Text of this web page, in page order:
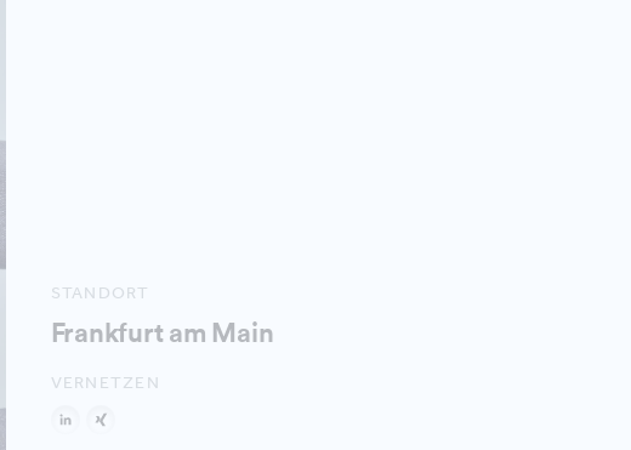
STANDORT
Frankfurt am Main
VERNETZEN